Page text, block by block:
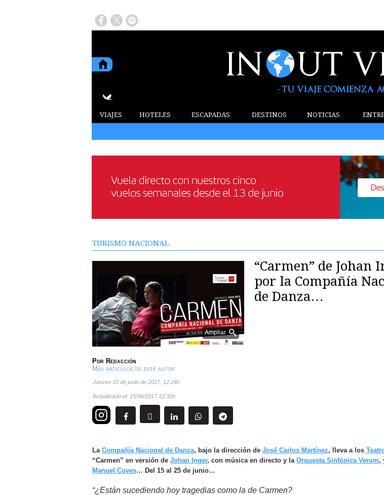
VIAJES HOTELES ESCAPADAS DESTINOS NOTICIAS
TURISMO NACIONAL
Ampliar
“Carmen” de Johan
por la Compañía
de Danza…
Por Redacción
Más artículos de este autor
jueves 15 de junio de 2017, 12:24h
Actualizado el: 15/06/2017 12:32h
La Compañía Nacional de Danza, bajo la dirección de José Carlos Martínez, lleva a los
“Carmen” en versión de Johan Inger, con música en directo y la Orquesta Sinfónica Verum,
Manuel Coves… Del 15 al 25 de junio…
“¿Están sucediendo hoy tragedias como la de Carmen?